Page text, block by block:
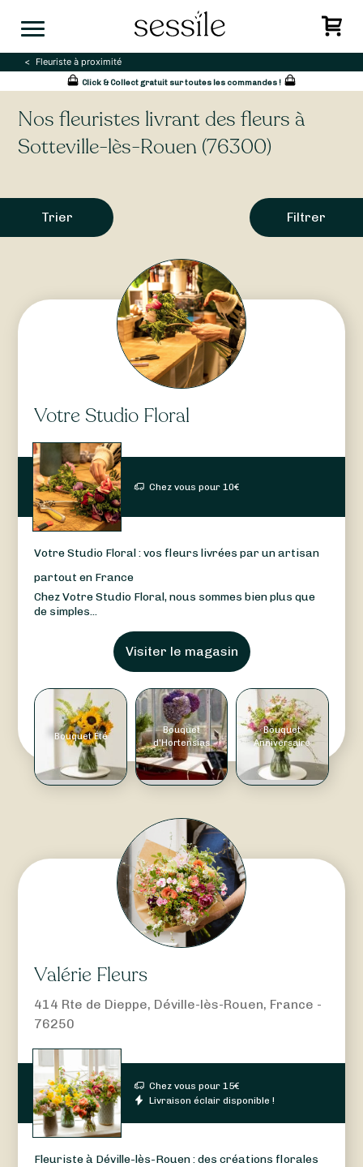
Fleuriste à proximité
Click & Collect gratuit sur toutes les commandes !
Nos fleuristes livrant des fleurs à
Sotteville-lès-Rouen (76300)
Trier Filtrer
Votre Studio Floral
Chez vous pour10€
Votre Studio Floral : vos fleurs livrées par un artisan
partout en France
Chez Votre Studio Floral, nous sommes bien plus que
de simples...
Visiter le magasin
Bouquet Été
Bouquet
d'Hortensias
Bouquet
Anniversaire
Valérie Fleurs
414 Rte de Dieppe, Déville-lès-Rouen, France -
76250
Chez vous pour15€
Livraison éclair disponible !
Fleuriste à Déville-lès-Rouen : des créations florales